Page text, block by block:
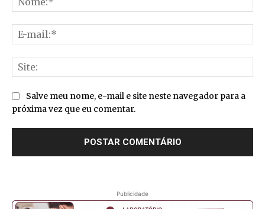
Salve meu nome, e-mail e site neste navegador para a
próxima vez que eu comentar.
Publicidade